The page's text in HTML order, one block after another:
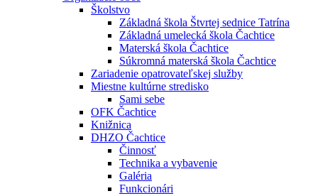
Školstvo
Základná škola Štvrtej sednice Tatrína
Základná umelecká škola Čachtice
Materská škola Čachtice
Súkromná materská škola Čachtice
Zariadenie opatrovateľskej služby
Miestne kultúrne stredisko
Sami sebe
OFK Čachtice
Knižnica
DHZO Čachtice
Činnosť
Technika a vybavenie
Galéria
Funkcionári